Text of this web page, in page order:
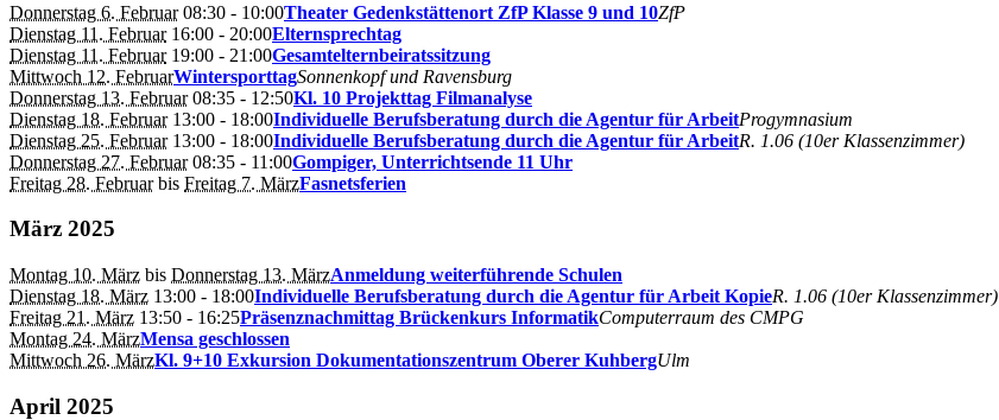
Donnerstag 6. Februar08:30 - 10:00Theater Gedenkstättenort ZfP Klasse 9 und 10ZfP
Dienstag 11. Februar16:00 - 20:00Elternsprechtag
Dienstag 11. Februar19:00 - 21:00Gesamtelternbeiratssitzung
Mittwoch 12. FebruarWintersporttagSonnenkopf und Ravensburg
Donnerstag 13. Februar08:35 - 12:50Kl. 10 Projekttag Filmanalyse
Dienstag 18. Februar13:00 - 18:00Individuelle Berufsberatung durch die Agentur für ArbeitProgymnasium
Dienstag 25. Februar13:00 - 18:00Individuelle Berufsberatung durch die Agentur für ArbeitR. 1.06 (10er Klassenzimmer)
Donnerstag 27. Februar08:35 - 11:00Gompiger, Unterrichtsende 11 Uhr
Freitag 28. Februarbis Freitag 7. MärzFasnetsferien
März 2025
Montag 10. März bis Donnerstag 13. MärzAnmeldung weiterführende Schulen
Dienstag 18. März 13:00 - 18:00Individuelle Berufsberatung durch die Agentur für Arbeit KopieR. 1.06 (10er Klassenzimmer)
Freitag 21. März 13:50 - 16:25Präsenznachmittag Brückenkurs InformatikComputerraum des CMPG
Montag 24. MärzMensa geschlossen
Mittwoch 26. MärzKl. 9+10 Exkursion Dokumentationszentrum Oberer KuhbergUlm
April 2025